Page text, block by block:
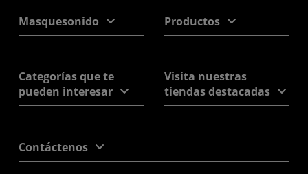
Masquesonido Productos
Categorías que te
pueden interesar
Visita nuestras
tiendas destacadas
Contáctenos